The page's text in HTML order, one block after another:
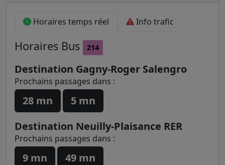
Horaires temps réel Info trafic
Horaires Bus 214
Destination Gagny-Roger Salengro
Prochains passages dans :
28 mn
5 mn
Destination Neuilly-Plaisance RER
Prochains passages dans :
9 mn 49 mn